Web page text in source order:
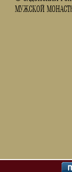
МУЖСКОЙ